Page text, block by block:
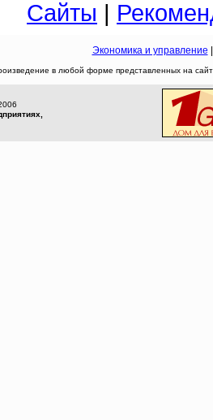
Сайты |
Экономика и управление
в любой форме представленных на